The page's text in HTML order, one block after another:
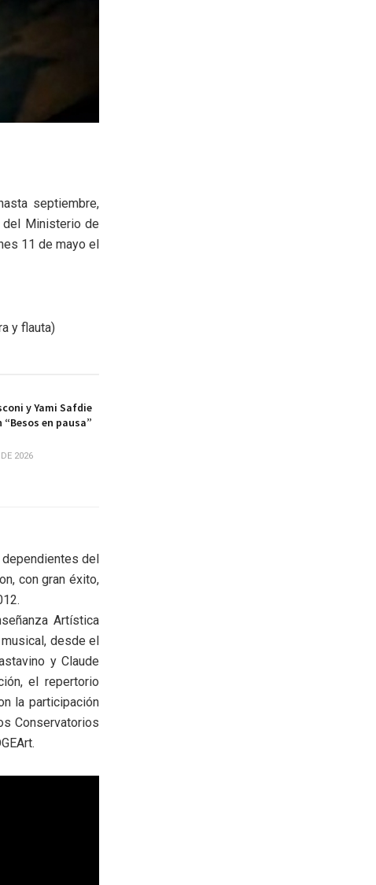
septiembre,
del Ministerio de
11 de mayo el
y flauta)
y Yami Safdie
en pausa”
2026
dependientes del
con gran éxito,
Artística
desde el
y Claude
el repertorio
la participación
Conservatorios